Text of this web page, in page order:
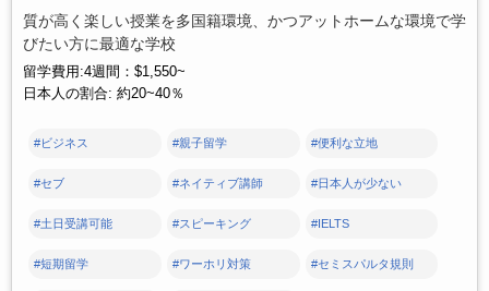
質が高く楽しい授業を多国籍環境、かつアットホームな環境で学
びたい方に最適な学校
留学費用:4週間：$1,550~
日本人の割合: 約20~40％
#ビジネス #親子留学 #便利な立地
#セブ #ネイティブ講師 #日本人が少ない
#土日受講可能 #スピーキング #IELTS
#短期留学 #ワーホリ対策 #セミスパルタ規則